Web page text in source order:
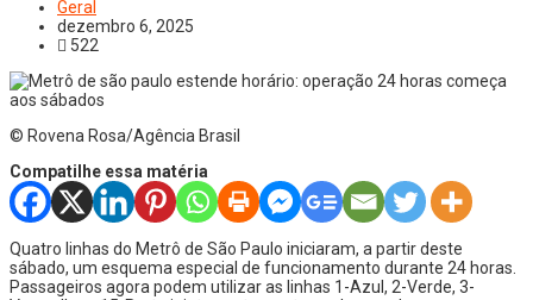
Geral
dezembro 6, 2025
522
© Rovena Rosa/Agência Brasil
Compatilhe essa matéria
Quatro linhas do Metrô de São Paulo iniciaram, a partir deste
sábado, um esquema especial de funcionamento durante 24 horas.
Passageiros agora podem utilizar as linhas 1-Azul, 2-Verde, 3-